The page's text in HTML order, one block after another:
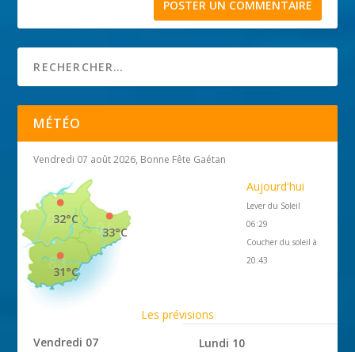
MÉTÉO
Vendredi 07 août 2026, Bonne Fête Gaétan
33°C
32°C
31°C
Aujourd'hui
Lever du Soleil
06:29
Coucher du soleil à
20:43
Les prévisions
Vendredi 07
Lundi 10